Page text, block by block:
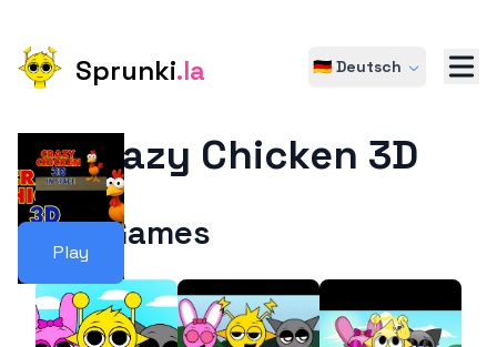
Sprunki.la 🇩🇪 Deutsch
Play
Crazy Chicken 3D
More Games